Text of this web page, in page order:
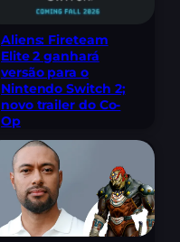
Aliens: Fireteam
Elite 2 ganhará
versão para o
Nintendo Switch 2;
novo trailer do Co-
Op